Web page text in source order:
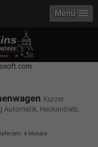
Points to address or value:
Host
or value: selector2-aee-
Menü
Kurzer
Automatik, Heckantrieb,
4 Monate